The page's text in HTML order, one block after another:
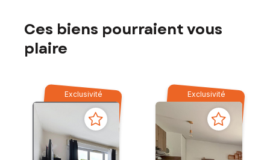
Ces biens pourraient vous
plaire
Exclusivité Exclusivité